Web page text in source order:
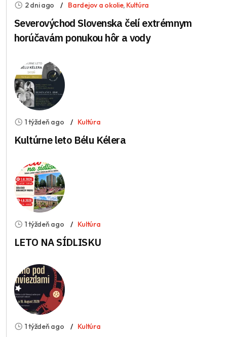
2 dni ago Bardejov a okolie, Kultúra
Severovýchod Slovenska čelí extrémnym
horúčavám ponukou hôr a vody
1 týždeň ago Kultúra
Kultúrne leto Bélu Kélera
1 týždeň ago Kultúra
LETO NA SÍDLISKU
1 týždeň ago Kultúra